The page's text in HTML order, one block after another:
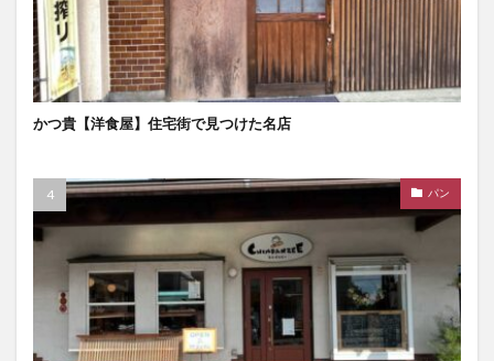
かつ貴【洋食屋】住宅街で見つけた名店
パン